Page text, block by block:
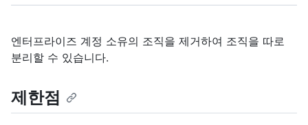
엔터프라이즈 계정 소유의 조직을 제거하여 조직을 따로
분리할 수 있습니다.
제한점